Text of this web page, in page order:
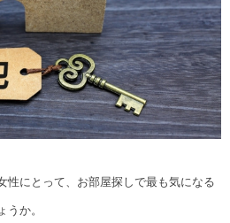
性にとって、お部屋探しで最も気になる
か。